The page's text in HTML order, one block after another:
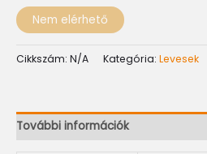
Nem elérhető
Cikkszám: N/A Kategória: Levesek
További információk